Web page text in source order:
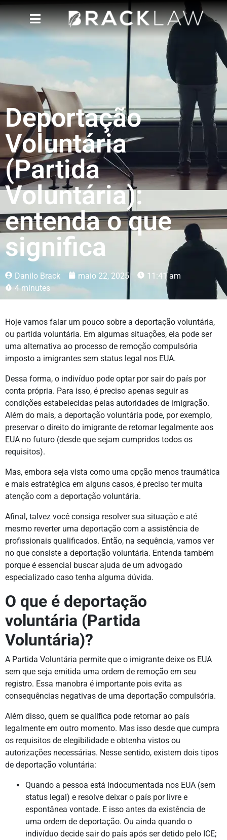
Deportação
Voluntária
(Partida
Voluntária):
entenda o que
significa
Danilo Brack maio 22, 2025
11:41 am
4 minutes
Hoje vamos falar um pouco sobre a deportação voluntária,
ou partida voluntária. Em algumas situações, ela pode ser
uma alternativa ao processo de remoção compulsória
imposto a imigrantes sem status legal nos EUA.
Dessa forma, o indivíduo pode optar por sair do país por
conta própria. Para isso, é preciso apenas seguir as
condições estabelecidas pelas autoridades de imigração.
Além do mais, a deportação voluntária pode, por exemplo,
preservar o direito do imigrante de retornar legalmente aos
EUA no futuro (desde que sejam cumpridos todos os
requisitos).
Mas, embora seja vista como uma opção menos traumática
e mais estratégica em alguns casos, é preciso ter muita
atenção com a deportação voluntária.
Afinal, talvez você consiga resolver sua situação e até
mesmo reverter uma deportação com a assistência de
profissionais qualificados. Então, na sequência, vamos ver
no que consiste a deportação voluntária. Entenda também
porque é essencial buscar ajuda de um advogado
especializado caso tenha alguma dúvida.
O que é deportação
voluntária (Partida
Voluntária)?
A Partida Voluntária permite que o imigrante deixe os EUA
sem que seja emitida uma ordem de remoção em seu
registro. Essa manobra é importante pois evita as
consequências negativas de uma deportação compulsória.
Além disso, quem se qualifica pode retornar ao país
legalmente em outro momento. Mas isso desde que cumpra
os requisitos de elegibilidade e obtenha vistos ou
autorizações necessárias. Nesse sentido, existem dois tipos
de deportação voluntária:
Quando a pessoa está indocumentada nos EUA (sem
status legal) e resolve deixar o país por livre e
espontânea vontade. E isso antes da existência de
uma ordem de deportação. Ou ainda quando o
indivíduo decide sair do país após ser detido pelo ICE;